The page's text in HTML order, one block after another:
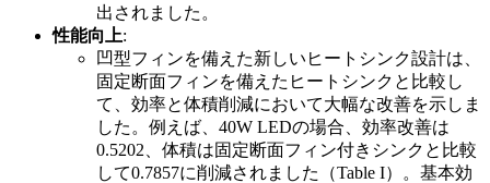
出されました。
性能向上:
凹型フィンを備えた新しいヒートシンク設計は、
固定断面フィンを備えたヒートシンクと比較し
て、効率と体積削減において大幅な改善を示しま
した。例えば、40W LEDの場合、効率改善は
0.5202、体積は固定断面フィン付きシンクと比較
して0.7857に削減されました（Table I）。基本効